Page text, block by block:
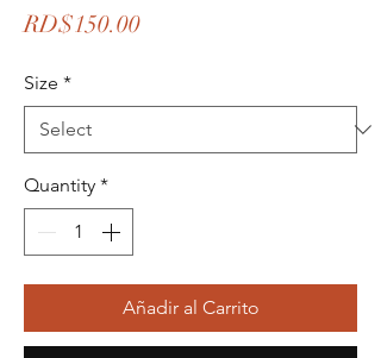
RD$150.00Price
Size *
Quantity *
Añadir al Carrito